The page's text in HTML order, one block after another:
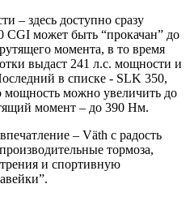
– здесь доступно сразу
CGI может быть “прокачан” до
момента, в то время
выдаст 241 л.с. мощности и
в списке - SLK 350,
можно увеличить до
момент – до 390 Нм.
– Väth с радость
тормоза,
и спортивную